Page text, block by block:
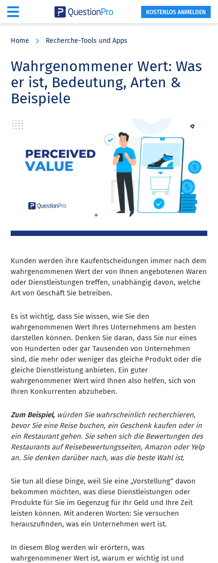
content
sidebar
KOSTENLOS ANMELDEN
Home Recherche-Tools und Apps
Wahrgenommener Wert: Was
er ist, Bedeutung, Arten &
Beispiele
Kunden werden ihre Kaufentscheidungen immer nach dem
wahrgenommenen Wert der von Ihnen angebotenen Waren
oder Dienstleistungen treffen, unabhängig davon, welche
Art von Geschäft Sie betreiben.
Es ist wichtig, dass Sie wissen, wie Sie den
wahrgenommenen Wert Ihres Unternehmens am besten
darstellen können. Denken Sie daran, dass Sie nur eines
von Hunderten oder gar Tausenden von Unternehmen
sind, die mehr oder weniger das gleiche Produkt oder die
gleiche Dienstleistung anbieten. Ein guter
wahrgenommener Wert wird Ihnen also helfen, sich von
Ihren Konkurrenten abzuheben.
Zum Beispiel, würden Sie wahrscheinlich recherchieren,
bevor Sie eine Reise buchen, ein Geschenk kaufen oder in
ein Restaurant gehen. Sie sehen sich die Bewertungen des
Restaurants auf Reisebewertungsseiten, Amazon oder Yelp
an. Sie denken darüber nach, was die beste Wahl ist.
Sie tun all diese Dinge, weil Sie eine „Vorstellung“ davon
bekommen möchten, was diese Dienstleistungen oder
Produkte für Sie im Gegenzug für Ihr Geld und Ihre Zeit
leisten können. Mit anderen Worten: Sie versuchen
herauszufinden, was ein Unternehmen wert ist.
In diesem Blog werden wir erörtern, was
wahrgenommener Wert ist, warum er wichtig ist und